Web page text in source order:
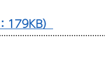
179KB）